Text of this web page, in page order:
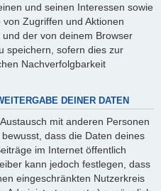
und seinen Interessen sowie
Zugriffen und Aktionen
der von deinem Browser
speichern, sofern dies zur
Nachverfolgbarkeit
DEINER DATEN
mit anderen Personen
dass die Daten deines
im Internet öffentlich
kann jedoch festlegen, dass
eingeschränkten Nutzerkreis